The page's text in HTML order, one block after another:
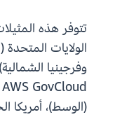
تتوفر هذه
الولايات
وفرجينيا
‏(الوسط)، أمريكا